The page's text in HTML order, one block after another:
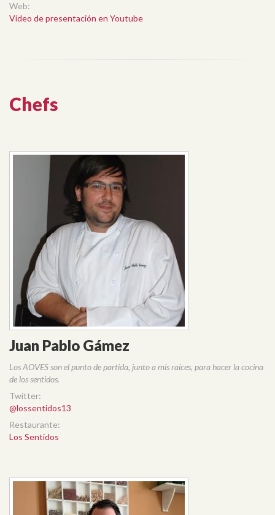
Web:
Vídeo de presentación en Youtube
Chefs
Juan Pablo Gámez
Los AOVES son el punto de partida, junto a mis raíces, para hacer la cocina
de los sentidos.
Twitter:
@lossentidos13
Restaurante:
Los Sentidos